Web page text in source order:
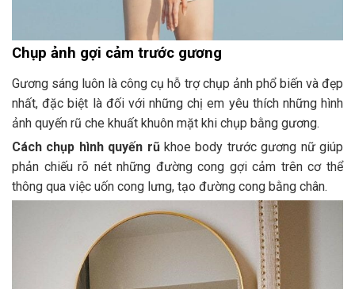
Chụp ảnh gợi cảm trước gương
Gương sáng luôn là công cụ hỗ trợ chụp ảnh phổ biến và đẹp
nhất, đặc biệt là đối với những chị em yêu thích những hình
ảnh quyến rũ che khuất khuôn mặt khi chụp bằng gương.
Cách chụp hình quyến rũkhoe body trước gương nữ giúp
phản chiếu rõ nét những đường cong gợi cảm trên cơ thể
thông qua việc uốn cong lưng, tạo đường cong bằng chân.